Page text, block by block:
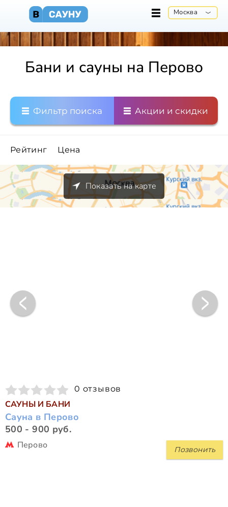
Москва
Бани и сауны на Перово
Фильтр поиска Акции и скидки
Рейтинг Цена
Показать на карте
0 отзывов
САУНЫ И БАНИ
Сауна в Перово
500 - 900 руб.
Позвонить
Перово